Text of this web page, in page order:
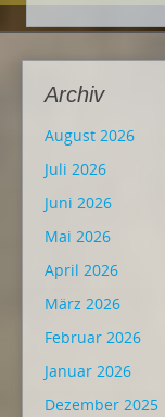
Archiv
August 2026
Juli 2026
Juni 2026
Mai 2026
April 2026
März 2026
Februar 2026
Januar 2026
Dezember 2025